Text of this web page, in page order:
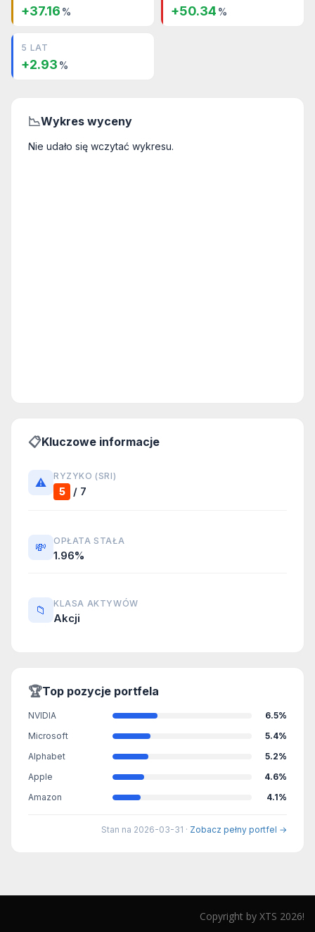
+37.16 % +50.34 %
5 LAT
+2.93 %
📉Wykres wyceny
Nie udało się wczytać wykresu.
📋Kluczowe informacje
⚠️ RYZYKO (SRI)
5 / 7
💸 OPŁATA STAŁA
1.96%
📁 KLASA AKTYWÓW
Akcji
🏆Top pozycje portfela
NVIDIA
6.5%
Microsoft
5.4%
Alphabet
5.2%
Apple
4.6%
Amazon
4.1%
Stan na 2026-03-31 · Zobacz pełny portfel →
Copyright by XTS 2026!